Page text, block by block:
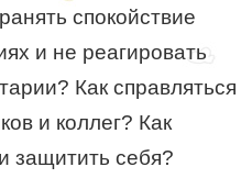
спокойствие
и не реагировать
Как справляться
и коллег? Как
защитить себя?